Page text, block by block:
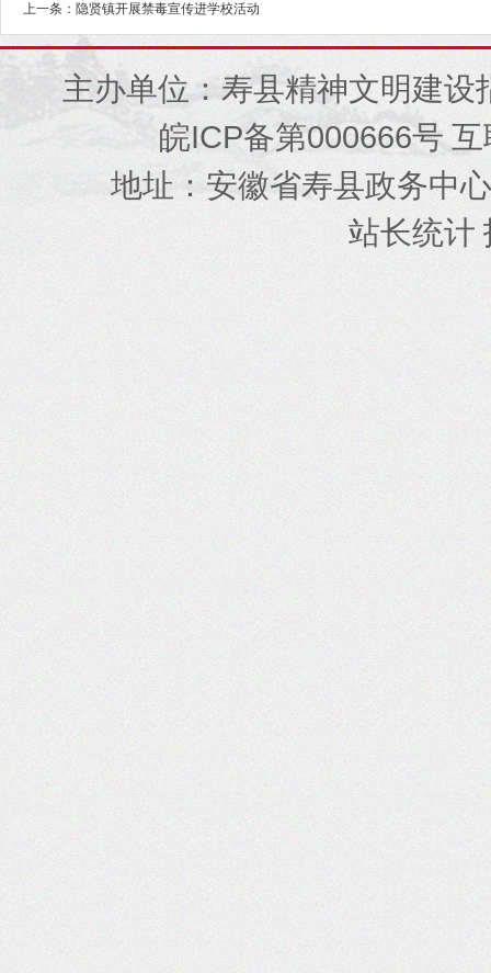
上一条：隐贤镇开展禁毒宣传进学校活动
主办单位：寿县精神文明建
皖ICP备第000666号
地址：安徽省寿县政务中心
站长统计